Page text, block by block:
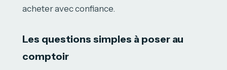
acheter avec confiance.
Les questions simples à poser au
comptoir